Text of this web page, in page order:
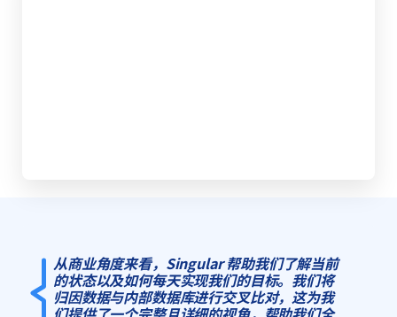
从商业角度来看，Singular 帮助我们了解当前
的状态以及如何每天实现我们的目标。我们将
归因数据与内部数据库进行交叉比对，这为我